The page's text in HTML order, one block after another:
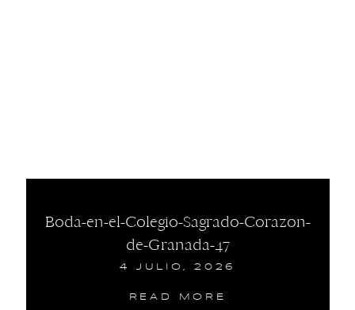
Boda-en-el-Colegio-Sagrado-Corazon-
de-Granada-47
4 JULIO, 2026
READ MORE